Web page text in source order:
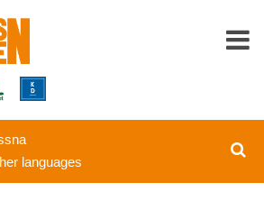
languages